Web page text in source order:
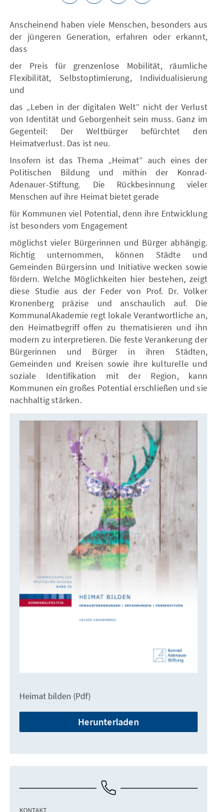
Anscheinend haben viele Menschen, besonders aus
der jüngeren Generation, erfahren oder erkannt,
dass
der Preis für grenzenlose Mobilität, räumliche
Flexibilität, Selbstoptimierung, Individualisierung
und
das „Leben in der digitalen Welt” nicht der Verlust
von Identität und Geborgenheit sein muss. Ganz im
Gegenteil: Der Weltbürger befürchtet den
Heimatverlust. Das ist neu.
Insofern ist das Thema „Heimat” auch eines der
Politischen Bildung und mithin der Konrad-
Adenauer-Stiftung. Die Rückbesinnung vieler
Menschen auf ihre Heimat bietet gerade
für Kommunen viel Potential, denn ihre Entwicklung
ist besonders vom Engagement
möglichst vieler Bürgerinnen und Bürger abhängig.
Richtig unternommen, können Städte und
Gemeinden Bürgersinn und Initiative wecken sowie
fördern. Welche Möglichkeiten hier bestehen, zeigt
diese Studie aus der Feder von Prof. Dr. Volker
Kronenberg präzise und anschaulich auf. Die
KommunalAkademie regt lokale Verantwortliche an,
den Heimatbegriff offen zu thematisieren und ihn
modern zu interpretieren. Die feste Verankerung der
Bürgerinnen und Bürger in ihren Städten,
Gemeinden und Kreisen sowie ihre kulturelle und
soziale Identifikation mit der Region, kann
Kommunen ein großes Potential erschließen und sie
nachhaltig stärken.
Heimat bilden (Pdf)
Herunterladen
KONTAKT